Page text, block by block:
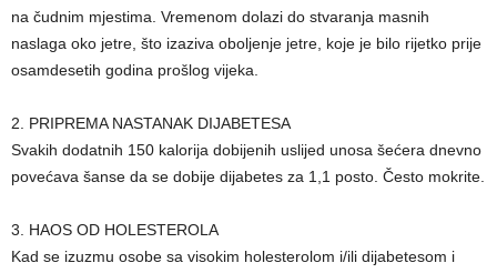
na čudnim mjestima. Vremenom dolazi do stvaranja masnih
naslaga oko jetre, što izaziva oboljenje jetre, koje je bilo rijetko prije
osamdesetih godina prošlog vijeka.
2. PRIPREMA NASTANAK DIJABETESA
Svakih dodatnih 150 kalorija dobijenih uslijed unosa šećera dnevno
povećava šanse da se dobije dijabetes za 1,1 posto. Često mokrite.
3. HAOS OD HOLESTEROLA
Kad se izuzmu osobe sa visokim holesterolom i/ili dijabetesom i